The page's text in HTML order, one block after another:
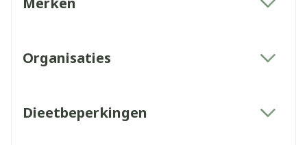
Organisaties
Dieetbeperkingen